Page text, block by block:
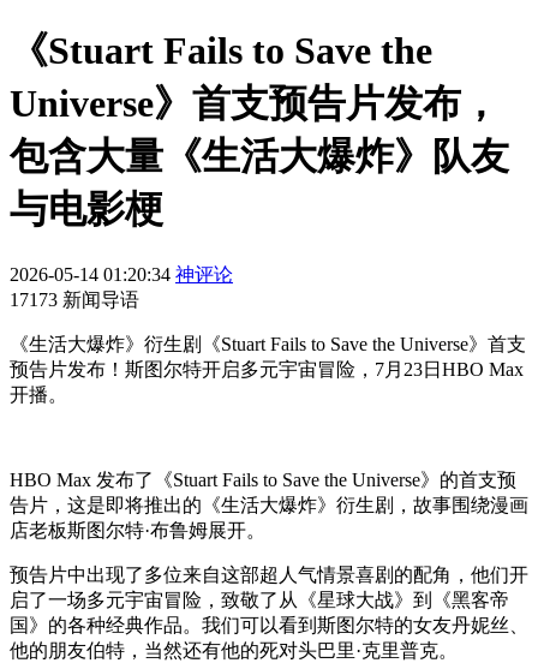
《Stuart Fails to Save the
Universe》首支预告片发布，
包含大量《生活大爆炸》队友
与电影梗
2026-05-14 01:20:34 神评论
17173 新闻导语
《生活大爆炸》衍生剧《Stuart Fails to Save the Universe》首支
预告片发布！斯图尔特开启多元宇宙冒险，7月23日HBO Max
开播。
HBO Max 发布了《Stuart Fails to Save the Universe》的首支预
告片，这是即将推出的《生活大爆炸》衍生剧，故事围绕漫画
店老板斯图尔特·布鲁姆展开。
预告片中出现了多位来自这部超人气情景喜剧的配角，他们开
启了一场多元宇宙冒险，致敬了从《星球大战》到《黑客帝
国》的各种经典作品。我们可以看到斯图尔特的女友丹妮丝、
他的朋友伯特，当然还有他的死对头巴里·克里普克。